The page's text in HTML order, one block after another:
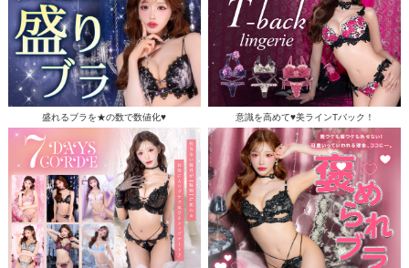
盛れるブラを★の数で数値化♥ 意識を高めて♥美ラインTバック！